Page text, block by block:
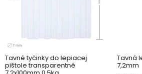
Tavné tyčinky do lepiacej
pištole transparentné
Tavná
7,2mm